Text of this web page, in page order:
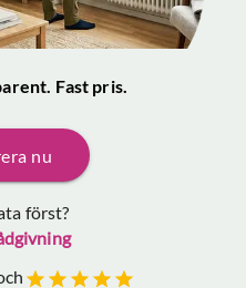
Fast pris.
nu
först?